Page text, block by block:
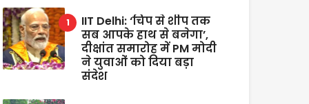
IIT Delhi: ‘चिप से शीप तक
सब आपके हाथ से बनेगा’,
दीक्षांत समारोह में PM मोदी
ने युवाओं को दिया बड़ा
संदेश